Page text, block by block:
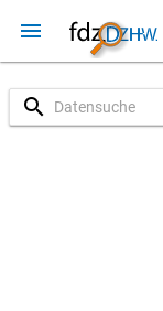
menu
search